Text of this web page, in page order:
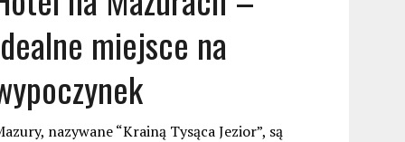
miejsce na
nazywane “Krainą Tysąca Jezior”, są